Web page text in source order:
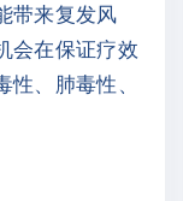
带来复发风
会在保证疗效
、肺毒性、